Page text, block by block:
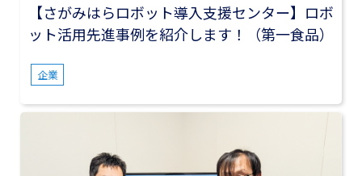
【さがみはらロボット導入支援センター】ロボ
ット活用先進事例を紹介します！（第一食品）
企業